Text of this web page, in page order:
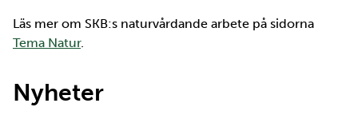
Läs mer om SKB:s naturvårdande arbete på sidorna
Tema Natur.
Nyheter